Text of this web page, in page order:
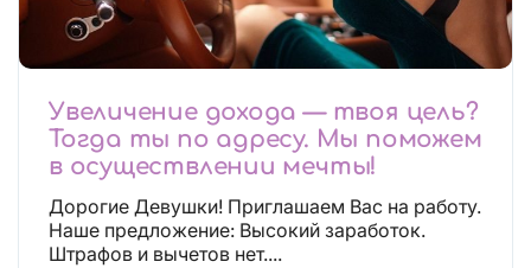
Увеличение дохода — твоя цель?
Тогда ты по адресу. Мы поможем
в осуществлении мечты!
Дорогие Девушки! Приглашаем Вас на работу.
Наше предложение: Высокий заработок.
Штрафов и вычетов нет....